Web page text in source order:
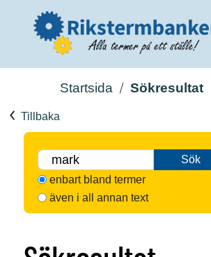
Startsida Sökresultat
Tillbaka
Sök
enbart bland termer
även i all annan text